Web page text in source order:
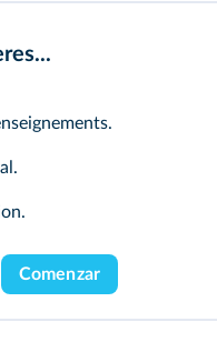
Comenzar